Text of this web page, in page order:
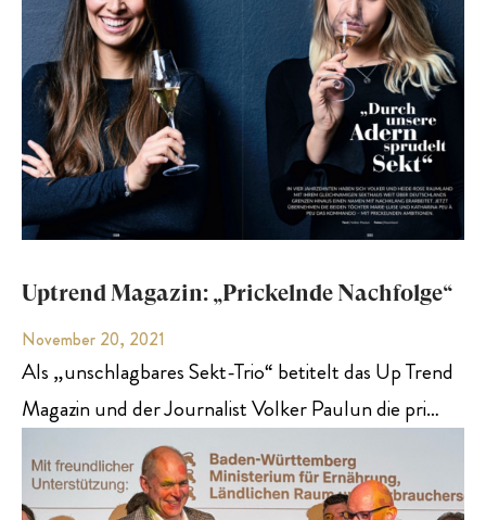
Uptrend Magazin: „Prickelnde Nachfolge“
November 20, 2021
Als „unschlagbares Sekt-Trio“ betitelt das Up Trend
Magazin und der Journalist Volker Paulun die pri…